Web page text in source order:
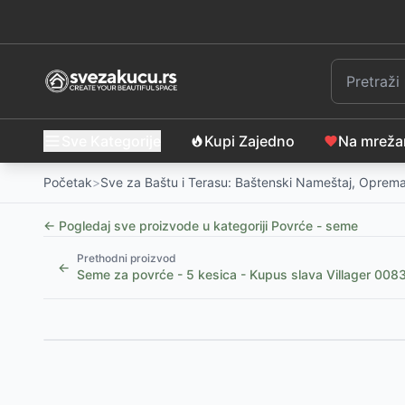
Kupi Zajedno Na
Početak>Sve za Baštu i Terasu: Baštenski Nameštaj,
← Pogledaj sve proizvode u kategoriji Povrće - seme
←
Prethodni proizvod
Seme za povrće - 5 kesica - Kupus slava Villager